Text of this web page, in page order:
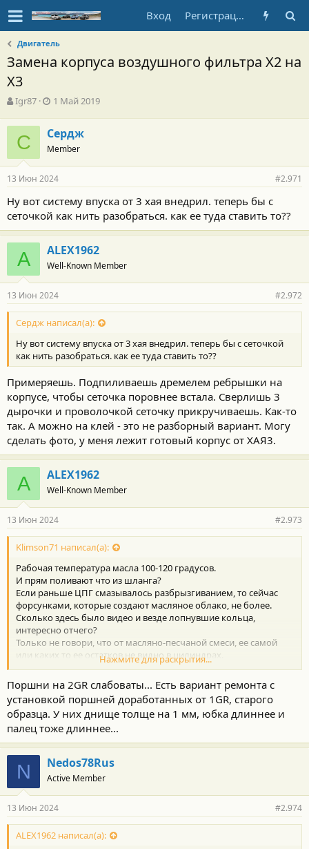
Вход Регистрация
Двигатель
Замена корпуса воздушного фильтра Х2 на
Х3
А
т
о
р
т
е
м
ы
Igr87
Д
а
н
ч
а
л
а
1 Май 2019
С Сердж
Member
13 Июн 2024 #2.971
Ну вот систему впуска от 3 хая внедрил. теперь бы с
сеточкой как нить разобраться. как ее туда ставить то??
A ALEX1962
Well-Known Member
13 Июн 2024 #2.972
Сердж написал(а):
Ну вот систему впуска от 3 хая внедрил. теперь бы с сеточкой
как нить разобраться. как ее туда ставить то??
Примеряешь. Подпиливаешь дремелем ребрышки на
корпусе, чтобы сеточка поровнее встала. Сверлишь 3
дырочки и проволочкой сеточку прикручиваешь. Как-то
так. А можно на клей - это не разборный вариант. Могу
сделать фото, у меня лежит готовый корпус от ХАЯ3.
A ALEX1962
Well-Known Member
13 Июн 2024 #2.973
Klimson71 написал(а):
Рабочая температура масла 100-120 градусов.
И прям поливают что из шланга?
Если раньше ЦПГ смазывалось разбрызгиванием, то сейчас
форсунками, которые создают масляное облако, не более.
Сколько здесь было видео и везде лопнувшие кольца,
интересно отчего?
Только не говори, что от масляно-песчаной смеси, ее самой
или каких то ее остатков не видно в цилиндрах.
Что она стачивает клапан и направляющую клапана -
Опять таки сколько поршей полегло из за задиров, а там с
фильтром все в порядке.
Моё мнение.
Нажмите для раскрытия...
Поршни на 2GR слабоваты... Есть вариант ремонта с
установкой поршней доработанных от 1GR, старого
образца. У них днище толще на 1 мм, юбка длиннее и
палец тоже длиннее...
N Nedos78Rus
Active Member
13 Июн 2024 #2.974
ALEX1962 написал(а):